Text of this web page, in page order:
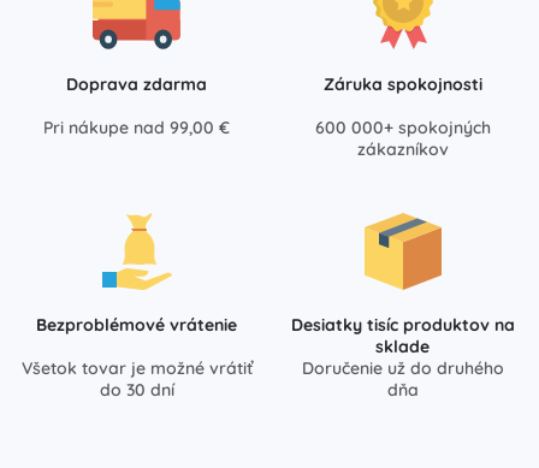
Doprava zdarma
Pri nákupe nad 99,00 €
Záruka spokojnosti
600 000+ spokojných
zákazníkov
Bezproblémové vrátenie
Všetok tovar je možné vrátiť
do 30 dní
Desiatky tisíc produktov na
sklade
Doručenie už do druhého
dňa